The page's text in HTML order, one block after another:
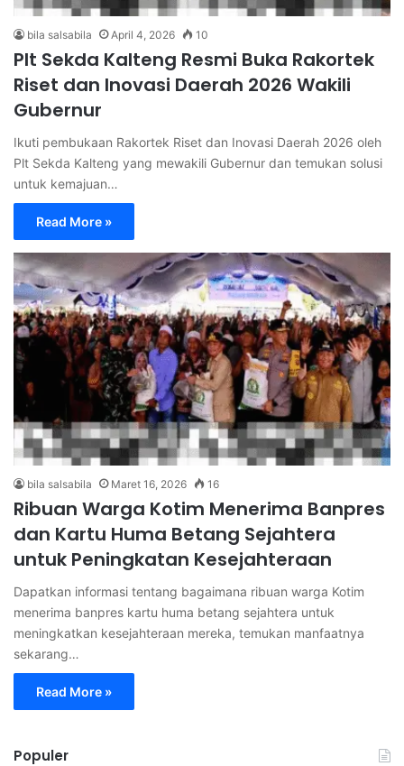
bila salsabila April 4, 2026 10
Plt Sekda Kalteng Resmi Buka Rakortek
Riset dan Inovasi Daerah 2026 Wakili
Gubernur
Ikuti pembukaan Rakortek Riset dan Inovasi Daerah 2026 oleh
Plt Sekda Kalteng yang mewakili Gubernur dan temukan solusi
untuk kemajuan…
Read More »
bila salsabila Maret 16, 2026 16
Ribuan Warga Kotim Menerima Banpres
dan Kartu Huma Betang Sejahtera
untuk Peningkatan Kesejahteraan
Dapatkan informasi tentang bagaimana ribuan warga Kotim
menerima banpres kartu huma betang sejahtera untuk
meningkatkan kesejahteraan mereka, temukan manfaatnya
sekarang…
Read More »
Populer